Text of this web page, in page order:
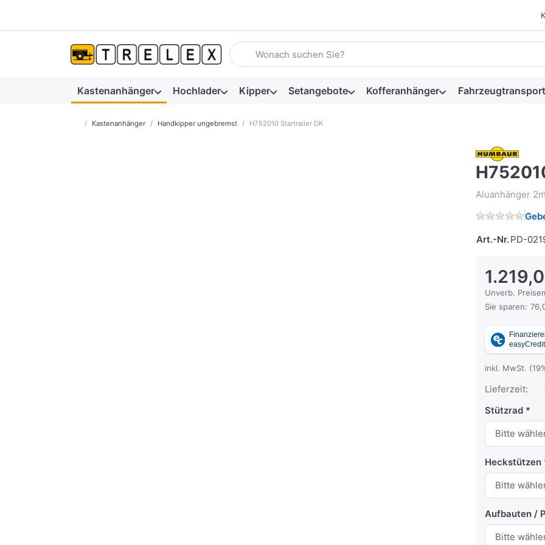
Geben Sie einen Suchbegriff ein. Während Sie tippen, erscheinen
Kastenanhänger Hochlader Kipper Setangebote Kofferanhänger
Startseite
Kastenanhänger Handkipper ungebremst H752010 Startrailer DK
Aluanhänger
Art.-Nr.PD-
Unverb.
Die UVP ist
Sie sparen:
inkl. MwSt.
Lieferzeit:
Stützrad
Heckstützen
Aufbauten /